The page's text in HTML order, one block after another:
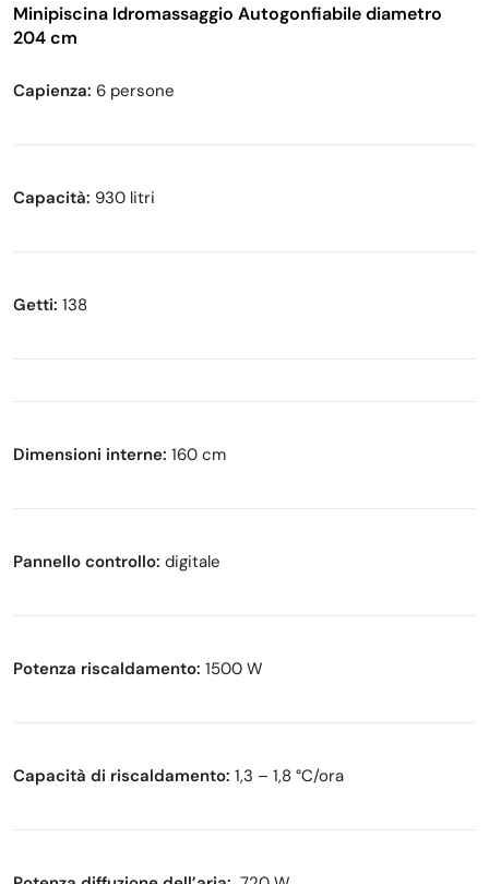
Minipiscina Idromassaggio Autogonfiabile diametro
204 cm
Capienza: 6 persone
Capacità: 930 litri
Getti: 138
Dimensioni interne: 160 cm
Pannello controllo: digitale
Potenza riscaldamento: 1500 W
Capacità di riscaldamento: 1,3 – 1,8 °C/ora